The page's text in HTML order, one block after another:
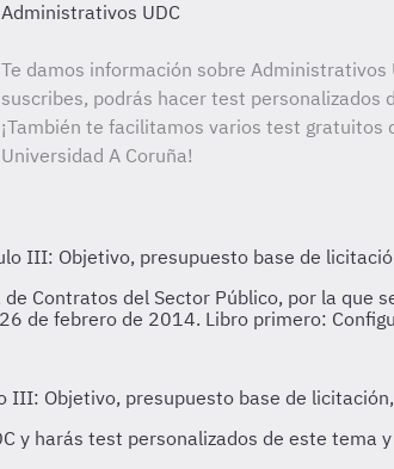
Administrativos UDC
Te damos información sobre Administrativos
suscribes, podrás hacer test personalizados
¡También te facilitamos varios test gratuitos
Universidad A Coruña!